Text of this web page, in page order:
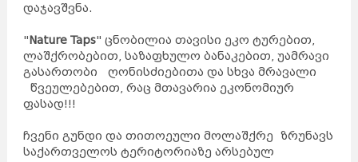
დაჯავშვნა.
"Nature Taps" ცნობილია თავისი ეკო ტურებით,
ლაშქრობებით, საზაფხულო ბანაკებით, უამრავი
გასართობი ღონისძიებითა და სხვა მრავალი
წვეულებებით, რაც მთავარია ეკონომიურ
ფასად!!!
ჩვენი გუნდი და თითოეული მოლაშქრე ზრუნავს
საქართველოს ტერიტორიაზე არსებულ